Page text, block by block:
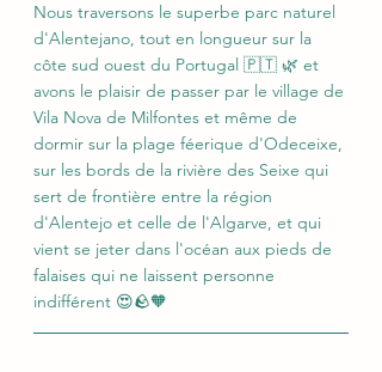
Nous traversons le superbe parc naturel
d'Alentejano, tout en longueur sur la
côte sud ouest du Portugal 🇵🇹 🌿 et
avons le plaisir de passer par le village de
Vila Nova de Milfontes et même de
dormir sur la plage féerique d'Odeceixe,
sur les bords de la rivière des Seixe qui
sert de frontière entre la région
d'Alentejo et celle de l'Algarve, et qui
vient se jeter dans l'océan aux pieds de
falaises qui ne laissent personne
indifférent 😍🪨🧡